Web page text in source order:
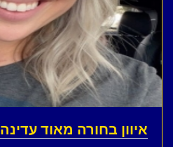
איוון בחורה מאוד עדינה